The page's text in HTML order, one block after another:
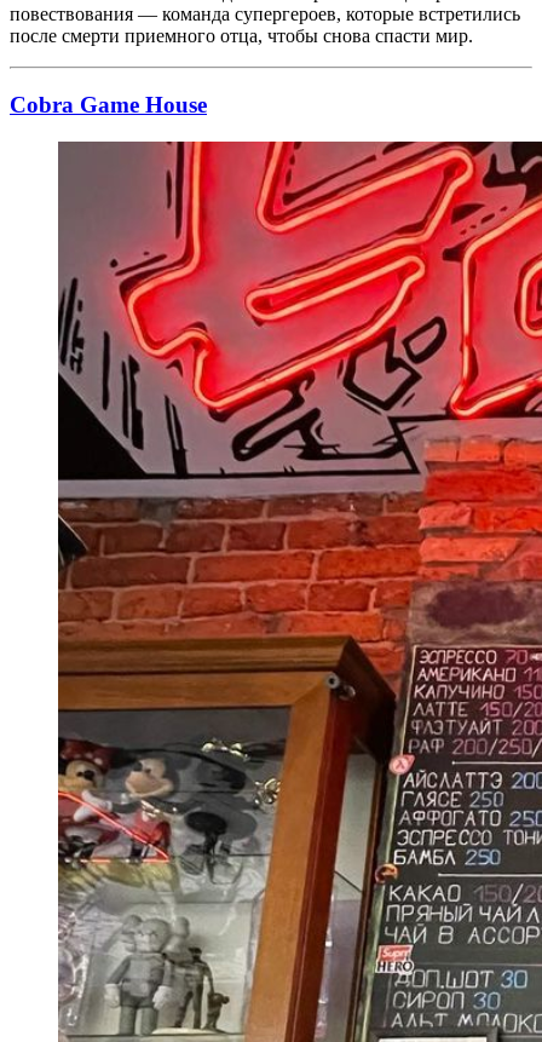
повествования — команда супергероев, которые встретились
после смерти приемного отца, чтобы снова спасти мир.
Cobra Game House